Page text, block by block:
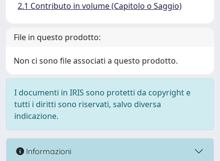
2.1 Contributo in volume (Capitolo o Saggio)
File in questo prodotto:
Non ci sono file associati a questo prodotto.
I documenti in IRIS sono protetti da copyright e
tutti i diritti sono riservati, salvo diversa
indicazione.
Informazioni